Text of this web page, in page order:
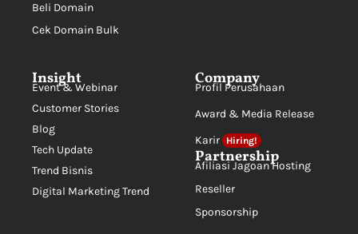
Beli Domain
Cek Domain Bulk
Insight
Event & Webinar
Customer Stories
Blog
Tech Update
Trend Bisnis
Digital Marketing Trend
Company
Profil Perusahaan
Award & Media Release
Karir
Hiring!
Partnership
Afiliasi Jagoan Hosting
Reseller
Sponsorship